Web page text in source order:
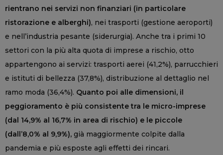
rientrano nei servizi non finanziari (in particolare
ristorazione e alberghi), nei trasporti (gestione aeroporti)
e nell’industria pesante (siderurgia). Anche tra i primi 10
settori con la più alta quota di imprese a rischio, otto
appartengono ai servizi: trasporti aerei (41,2%), parrucchieri
e istituti di bellezza (37,8%), distribuzione al dettaglio nel
ramo moda (36,4%). Quanto poi alle dimensioni, il
peggioramento è più consistente tra le micro-imprese
(dal 14,9% al 16,7% in area di rischio) e le piccole
(dall’8,0% al 9,9%), già maggiormente colpite dalla
pandemia e più esposte agli effetti dei rincari.